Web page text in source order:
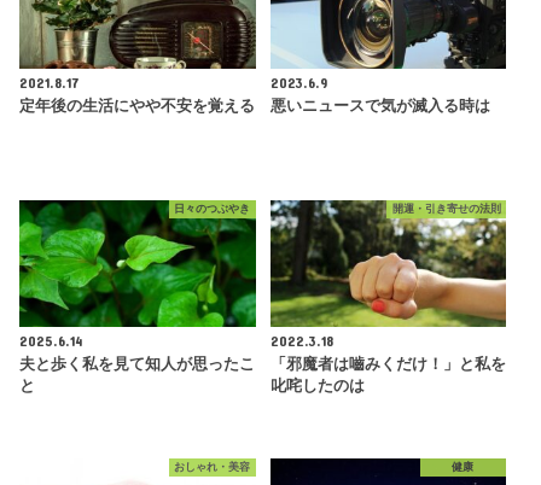
2021.8.17
定年後の生活にやや不安を覚える
2023.6.9
悪いニュースで気が滅入る時は
日々のつぶやき
2025.6.14
夫と歩く私を見て知人が思ったこ
と
開運・引き寄せの法則
2022.3.18
「邪魔者は嚙みくだけ！」と私を
叱咤したのは
おしゃれ・美容 健康